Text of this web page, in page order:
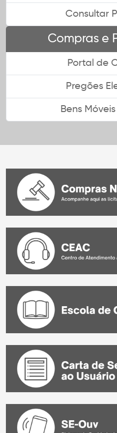
Consultar
Compras e
Portal de
Pregões
Bens